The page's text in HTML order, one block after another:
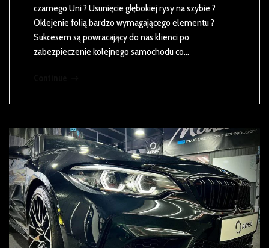
czarnego Uni ? Usunięcie głębokiej rysy na szybie ?
Oklejenie folią bardzo wymagającego elementu ?
Sukcesem są powracający do nas klienci po
zabezpieczenie kolejnego samochodu co…